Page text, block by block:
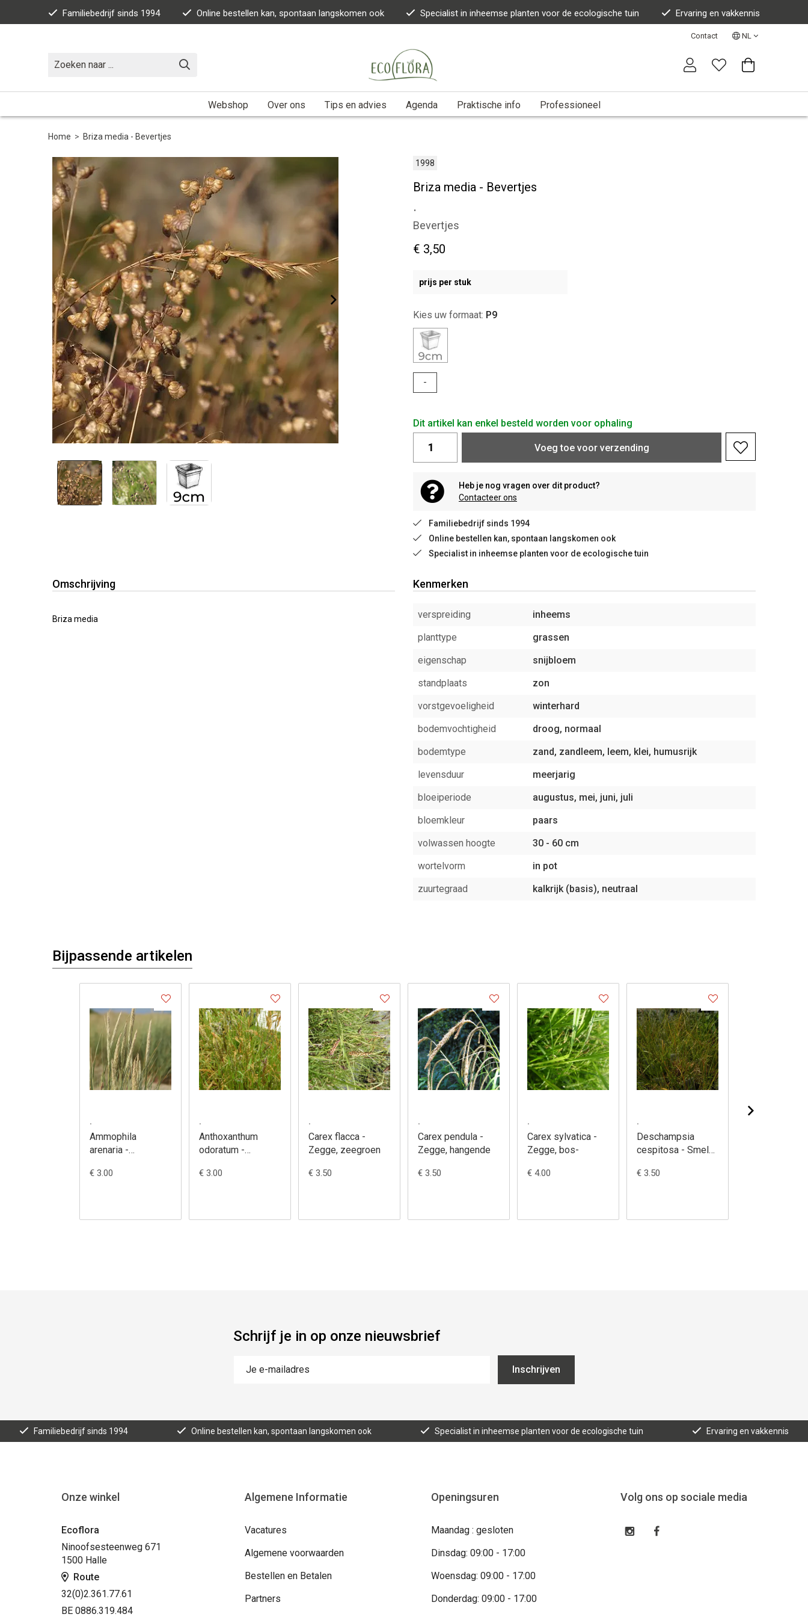
Familiebedrijf sinds 1994 Online bestellen kan, spontaan langskomen ook Specialist in inheemse planten voor de ecologische tuin Ervaring en vakkennis
Contact NL
Webshop Over ons Tips en advies Agenda Praktische info Professioneel
Home > Briza media - Bevertjes
1998
Briza media - Bevertjes
.
Bevertjes
€ 3,50
prijs per stuk
Kies uw formaat: P9
-
Dit artikel kan enkel besteld worden voor ophaling
Voeg toe voor verzending
Heb je nog vragen over dit product?
Contacteer ons
Familiebedrijf sinds 1994
Online bestellen kan, spontaan langskomen ook
Specialist in inheemse planten voor de ecologische tuin
Omschrijving
Briza media
Kenmerken
verspreiding
inheems
planttype
grassen
eigenschap
snijbloem
standplaats
zon
vorstgevoeligheid
winterhard
bodemvochtigheid
droog, normaal
bodemtype
zand, zandleem, leem, klei, humusrijk
levensduur
meerjarig
bloeiperiode
augustus, mei, juni, juli
bloemkleur
paars
volwassen hoogte
30 - 60 cm
wortelvorm
in pot
zuurtegraad
kalkrijk (basis), neutraal
Bijpassende artikelen
.
Ammophila
arenaria -
Duingras
€ 3.00
.
Anthoxanthum
odoratum -
€ 3.00
.
Carex flacca -
Zegge, zeegroen
€ 3.50
.
Carex pendula -
Zegge, hangende
€ 3.50
.
Carex sylvatica -
Zegge, bos-
€ 4.00
.
Deschampsia
cespitosa - Smele,
€ 3.50
Schrijf je in op onze nieuwsbrief
Inschrijven
Familiebedrijf sinds 1994 Online bestellen kan, spontaan langskomen ook Specialist in inheemse planten voor de ecologische tuin Ervaring en vakkennis
Onze winkel
Ecoflora
Ninoofsesteenweg 671
1500 Halle
Route
32(0)2.361.77.61
BE 0886.319.484
Algemene Informatie
Vacatures
Algemene voorwaarden
Bestellen en Betalen
Partners
Openingsuren
Maandag : gesloten
Dinsdag: 09:00 - 17:00
Woensdag: 09:00 - 17:00
Donderdag: 09:00 - 17:00
Volg ons op sociale media